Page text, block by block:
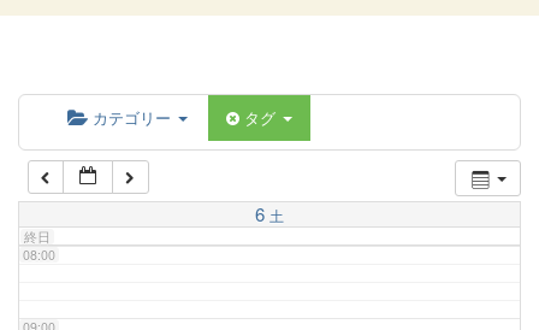
カテゴリー タグ
6 土
終日
07:00
08:00